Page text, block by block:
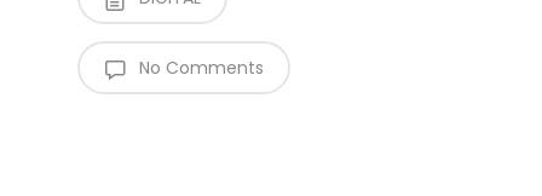
No Comments